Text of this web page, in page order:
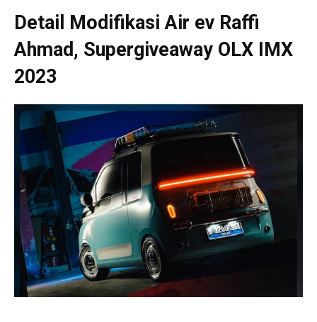
Detail Modifikasi Air ev Raffi
Ahmad, Supergiveaway OLX IMX
2023